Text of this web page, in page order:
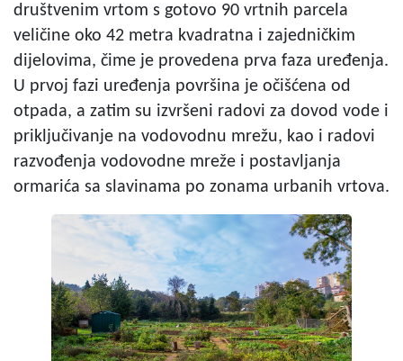
društvenim vrtom s gotovo 90 vrtnih parcela
veličine oko 42 metra kvadratna i zajedničkim
dijelovima, čime je provedena prva faza uređenja.
U prvoj fazi uređenja površina je očišćena od
otpada, a zatim su izvršeni radovi za dovod vode i
priključivanje na vodovodnu mrežu, kao i radovi
razvođenja vodovodne mreže i postavljanja
ormarića sa slavinama po zonama urbanih vrtova.